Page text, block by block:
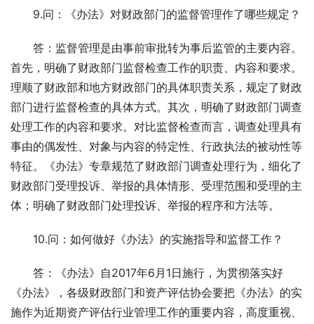
9.问：《办法》对财政部门的监督管理作了哪些规定？
答：监督管理是由事前审批转为事后监管的主要内容。
首先，明确了财政部门监督检查工作的职责、内容和要求。
理顺了财政部和地方财政部门的具体职责关系，规定了财政
部门进行监督检查的具体方式。其次，明确了财政部门调查
处理工作的内容和要求。对比监督检查而言，调查处理具有
事由的偶发性、对象与内容的特定性、行政执法的被动性等
特征。《办法》专章规范了财政部门调查处理行为，细化了
财政部门受理投诉、举报的具体情形、受理范围和受理的主
体；明确了财政部门处理投诉、举报的程序和方法等。
10.问：如何做好《办法》的实施指导和监督工作？
答：《办法》自2017年6月1日施行，为贯彻落实好
《办法》，各级财政部门和资产评估协会要把《办法》的实
施作为近期资产评估行业管理工作的重要内容，高度重视、